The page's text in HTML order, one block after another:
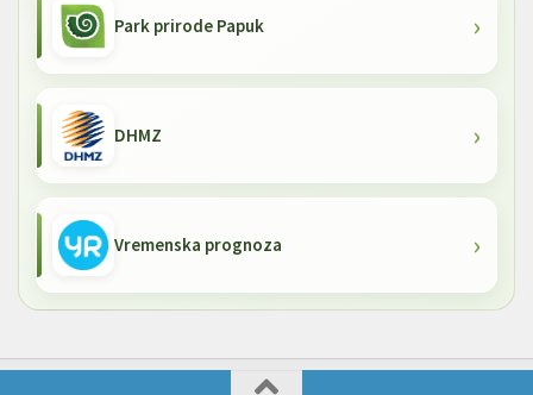
Park prirode Papuk
DHMZ
Vremenska prognoza